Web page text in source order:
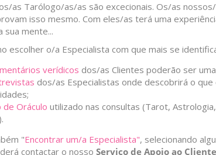
as Tarólogo/as/as são excecionais. Os/as
isso mesmo. Com eles/as terá uma
sua mente...
escolher o/a Especialista com que mais se
verídicos dos/as Clientes poderão ser
dos/as Especialistas onde descobrirá o
de Oráculo utilizado nas consultas (Tarot,
"Encontrar um/a Especialista", selecionando
contactar o nosso Serviço de Apoio ao